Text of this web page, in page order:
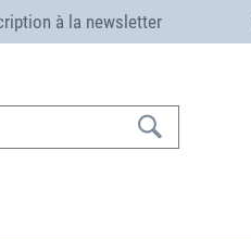
à la newsletter